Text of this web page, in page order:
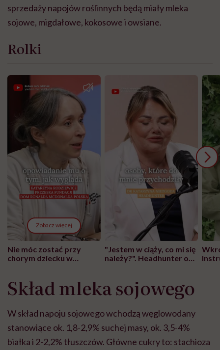
sprzedaży napojów roślinnych będą miały mleka
sojowe, migdałowe, kokosowe i owsiane.
Rolki
Zobacz więcej
Nie móc zostać przy
chorym dziecku w
może chyba tylko
głupota i brak
"Jestem w ciąży, co mi się
należy?". Headhunter o
pracy
Skład mleka sojowego
W skład napoju sojowego wchodzą węglowodany
stanowiące ok. 1,8-2,9% suchej masy, ok. 3,5-4%
białka i 2-2,2% tłuszczów. Główne cukry to: stachioza